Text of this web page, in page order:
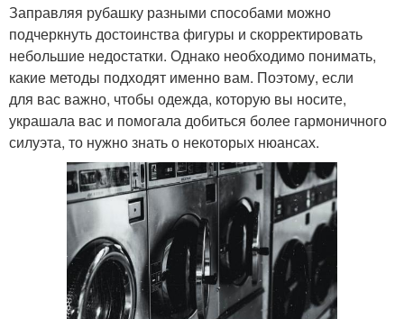
Заправляя рубашку разными способами можно
подчеркнуть достоинства фигуры и скорректировать
небольшие недостатки. Однако необходимо понимать,
какие методы подходят именно вам. Поэтому, если
для вас важно, чтобы одежда, которую вы носите,
украшала вас и помогала добиться более гармоничного
силуэта, то нужно знать о некоторых нюансах.